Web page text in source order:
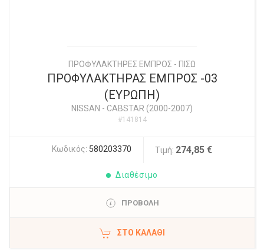
ΠΡΟΦΥΛΑΚΤΗΡΕΣ ΕΜΠΡΟΣ - ΠΙΣΩ
ΠΡΟΦΥΛΑΚΤΗΡΑΣ ΕΜΠΡΟΣ -03
(ΕΥΡΩΠΗ)
NISSAN - CABSTAR (2000-2007)
#141814
Κωδικός: 580203370 Τιμή: 274,85 €
Διαθέσιμο
ΠΡΟΒΟΛΗ
ΣΤΟ ΚΑΛΆΘΙ